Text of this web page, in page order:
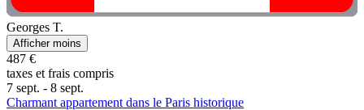
Georges T.
Afficher moins
487 €
taxes et frais compris
7 sept. - 8 sept.
Charmant appartement dans le Paris historique